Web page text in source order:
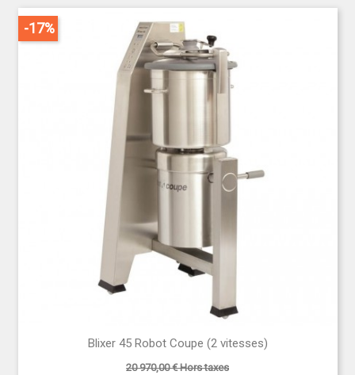
Blixer 45 Robot Coupe (2 vitesses)
20 970,00 € Hors taxes
-17%